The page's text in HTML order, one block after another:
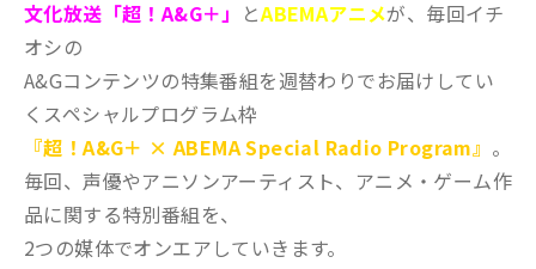
文化放送「超！A&G＋」 とABEMAアニメが、毎回イチ
オシの
A&Gコンテンツの特集番組を週替わりでお届けしてい
くスペシャルプログラム枠
『超！A&G＋ × ABEMA Special Radio Program』 。
毎回、声優やアニソンアーティスト、アニメ・ゲーム作
品に関する特別番組を、
2つの媒体でオンエアしていきます。